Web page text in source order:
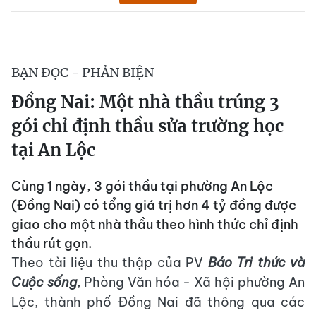
BẠN ĐỌC - PHẢN BIỆN
Đồng Nai: Một nhà thầu trúng 3
gói chỉ định thầu sửa trường học
tại An Lộc
Cùng 1 ngày, 3 gói thầu tại phường An Lộc
(Đồng Nai) có tổng giá trị hơn 4 tỷ đồng được
giao cho một nhà thầu theo hình thức chỉ định
thầu rút gọn.
Theo tài liệu thu thập của PV Báo Tri thức và
Cuộc sống, Phòng Văn hóa - Xã hội phường An
Lộc, thành phố Đồng Nai đã thông qua các